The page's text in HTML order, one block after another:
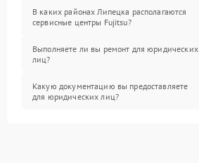
В каких районах Липецка располагаются
сервисные центры Fujitsu?
Выполняете ли вы ремонт для юридических
лиц?
Какую документацию вы предоставляете
для юридических лиц?